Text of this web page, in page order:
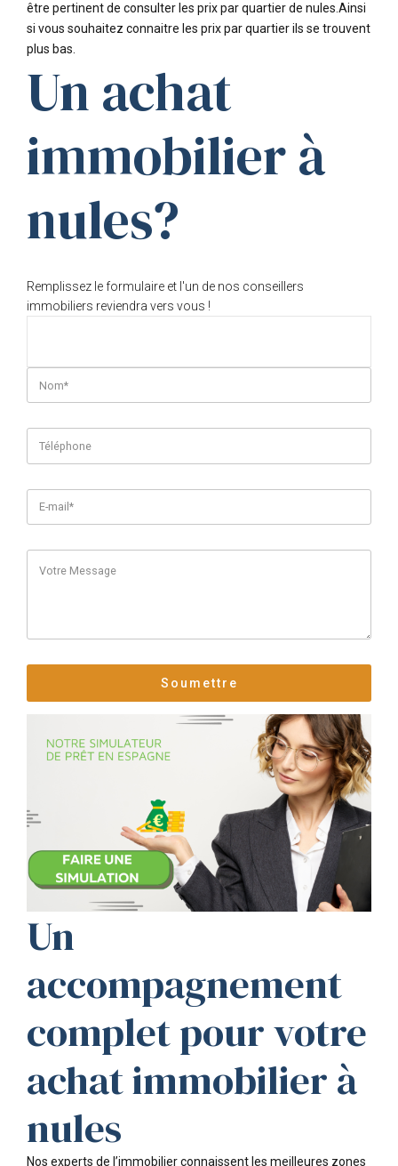
être pertinent de consulter les prix par quartier de nules.Ainsi
si vous souhaitez connaitre les prix par quartier ils se trouvent
plus bas.
Un achat
immobilier à
nules?
Remplissez le formulaire et l'un de nos conseillers
immobiliers reviendra vers vous !
Un
accompagnement
complet pour votre
achat immobilier à
nules
Nos experts de l’immobilier connaissent les meilleures zones